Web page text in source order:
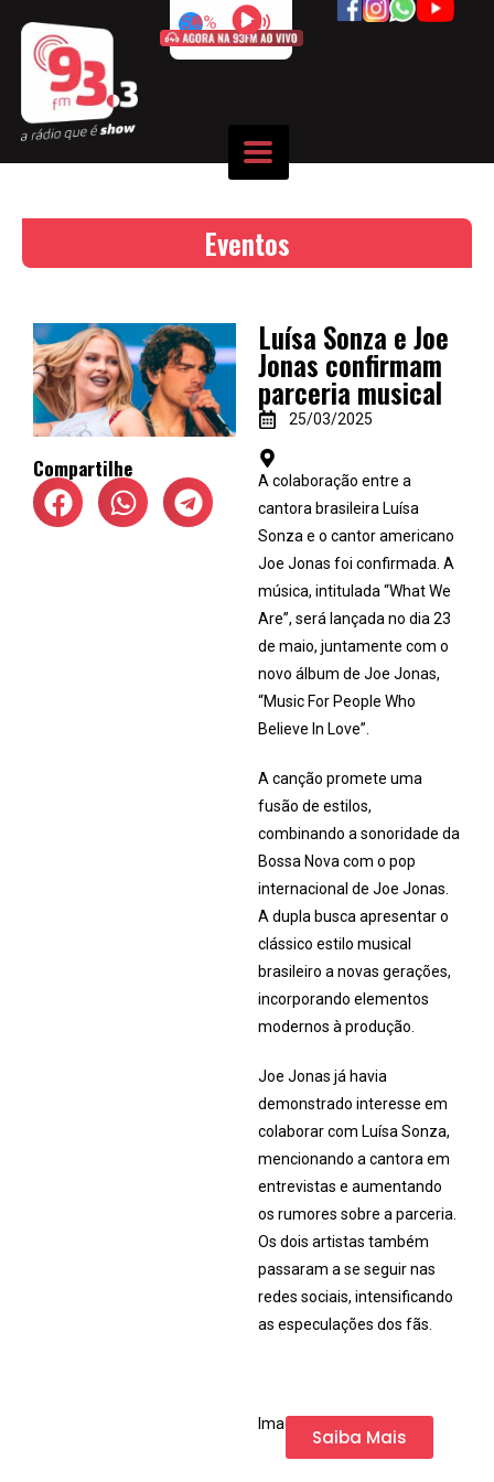
50%
Eventos
Compartilhe
Luísa Sonza e Joe
Jonas confirmam
parceria musical
25/03/2025
A colaboração entre a
cantora brasileira Luísa
Sonza e o cantor americano
Joe Jonas foi confirmada. A
música, intitulada “What We
Are”, será lançada no dia 23
de maio, juntamente com o
novo álbum de Joe Jonas,
“Music For People Who
Believe In Love”.
A canção promete uma
fusão de estilos,
combinando a sonoridade da
Bossa Nova com o pop
internacional de Joe Jonas.
A dupla busca apresentar o
clássico estilo musical
brasileiro a novas gerações,
incorporando elementos
modernos à produção.
Joe Jonas já havia
demonstrado interesse em
colaborar com Luísa Sonza,
mencionando a cantora em
entrevistas e aumentando
os rumores sobre a parceria.
Os dois artistas também
passaram a se seguir nas
redes sociais, intensificando
as especulações dos fãs.
Imagem da Internet
Saiba Mais